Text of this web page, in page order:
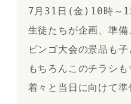
7月31日(金)10時～
生徒たちが企画、準備
ビンゴ大会の景品も
もちろんこのチラシも
着々と当日に向けて準